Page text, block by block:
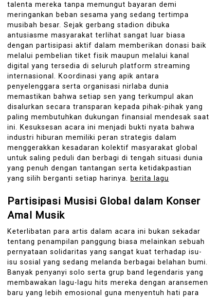
talenta mereka tanpa memungut bayaran demi
meringankan beban sesama yang sedang tertimpa
musibah besar. Sejak gerbang stadion dibuka
antusiasme masyarakat terlihat sangat luar biasa
dengan partisipasi aktif dalam memberikan donasi baik
melalui pembelian tiket fisik maupun melalui kanal
digital yang tersedia di seluruh platform streaming
internasional. Koordinasi yang apik antara
penyelenggara serta organisasi nirlaba dunia
memastikan bahwa setiap sen yang terkumpul akan
disalurkan secara transparan kepada pihak-pihak yang
paling membutuhkan dukungan finansial mendesak saat
ini. Kesuksesan acara ini menjadi bukti nyata bahwa
industri hiburan memiliki peran strategis dalam
menggerakkan kesadaran kolektif masyarakat global
untuk saling peduli dan berbagi di tengah situasi dunia
yang penuh dengan tantangan serta ketidakpastian
yang silih berganti setiap harinya. berita lagu
Partisipasi Musisi Global dalam Konser
Amal Musik
Keterlibatan para artis dalam acara ini bukan sekadar
tentang penampilan panggung biasa melainkan sebuah
pernyataan solidaritas yang sangat kuat terhadap isu-
isu sosial yang sedang melanda berbagai belahan bumi.
Banyak penyanyi solo serta grup band legendaris yang
membawakan lagu-lagu hits mereka dengan aransemen
baru yang lebih emosional guna menyentuh hati para